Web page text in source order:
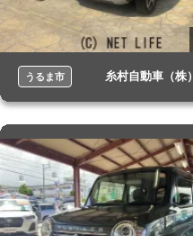
うるま市 糸村自動車（株）